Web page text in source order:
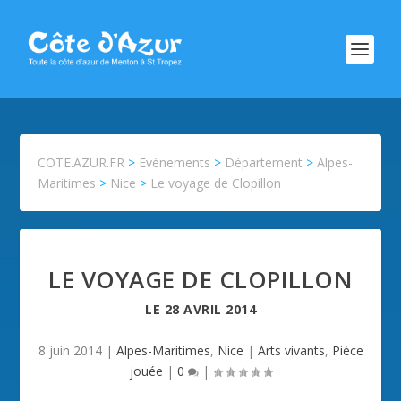
COTE.AZUR.FR > Evénements > Département >Alpes-
Maritimes > Nice > Le voyage de Clopillon
LE VOYAGE DE CLOPILLON
LE 28 AVRIL 2014
8 juin 2014| Alpes-Maritimes, Nice | Arts vivants, Pièce
jouée | 0 |